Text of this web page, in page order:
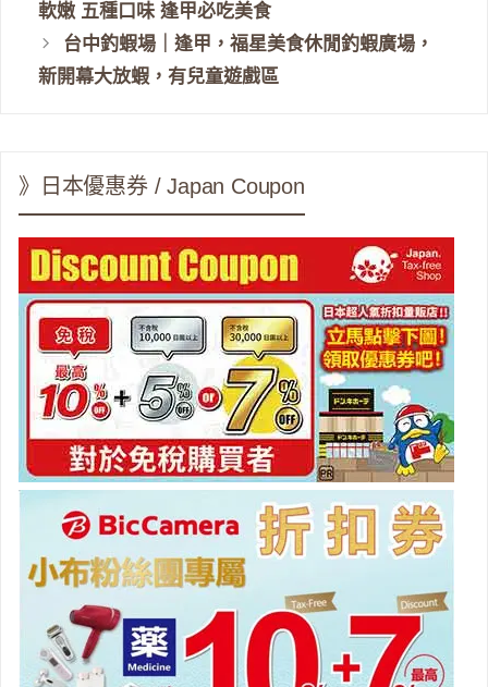
軟嫩 五種口味 逢甲必吃美食
台中釣蝦場｜逢甲，福星美食休閒釣蝦廣場，
新開幕大放蝦，有兒童遊戲區
》日本優惠券 / Japan Coupon